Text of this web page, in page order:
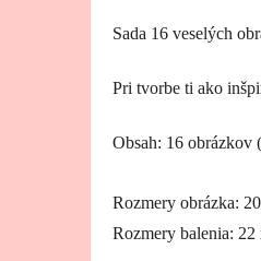
Sada 16 veselých
Pri tvorbe ti ako
Obsah: 16 obrázkov
Rozmery obrázka:
Rozmery balenia: 22